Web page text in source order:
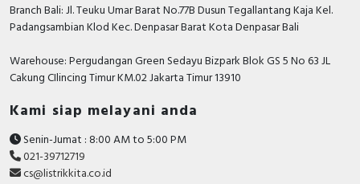
Branch Bali: Jl. Teuku Umar Barat No.77B Dusun Tegallantang Kaja Kel.
Padangsambian Klod Kec. Denpasar Barat Kota Denpasar Bali
Warehouse: Pergudangan Green Sedayu Bizpark Blok GS 5 No 63 JL
Cakung CIlincing Timur KM.02 Jakarta Timur 13910
Kami siap melayani anda
Senin-Jumat : 8:00 AM to 5:00 PM
021-39712719
cs@listrikkita.co.id